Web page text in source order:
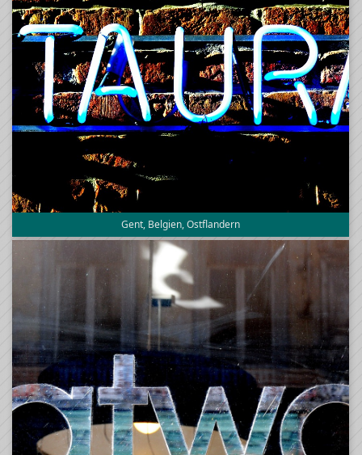
Gent, Belgien, Ostflandern